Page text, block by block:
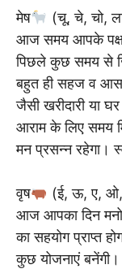
मेष
(चू, चे, चो,
आज समय आपके पक्ष
पिछले कुछ समय से
बहुत ही सहज व
जैसी खरीदारी या
आराम के लिए समय
मन प्रसन्न रहेगा।
वृष
(ई, ऊ, ए, ओ,
आज आपका दिन
का सहयोग प्राप्त
कुछ योजनाएं